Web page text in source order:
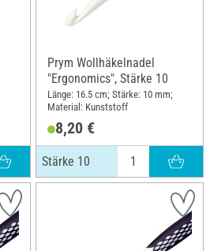
Prym Wollhäkelnadel
"Ergonomics", Stärke 10
Länge: 16.5 cm; Stärke: 10 mm;
Material: Kunststoff
8,20 €
Stärke 10